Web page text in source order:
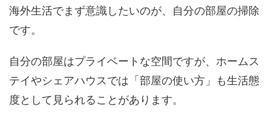
海外生活でまず意識したいのが、自分の部屋の掃除
です。
自分の部屋はプライベートな空間ですが、ホームス
テイやシェアハウスでは「部屋の使い方」も生活態
度として見られることがあります。